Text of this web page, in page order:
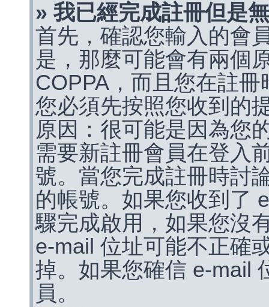
» 我已經完成註冊但是
首先，確認您輸入的會
是，那麼可能會有兩個
COPPA，而且您在註
您必須先按照您收到的
原因：很可能是因為您
需要新註冊會員在登入
號。當您完成註冊時討
的帳號。如果您收到了
驟完成啟用，如果您沒
e-mail 位址可能不正確
掉。如果您確信 e-mail
員。